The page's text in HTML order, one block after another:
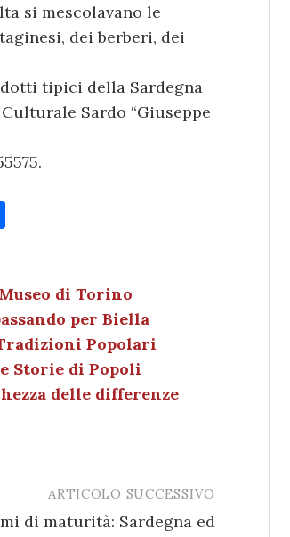
si mescolavano le
dei berberi, dei
tipici della Sardegna
Sardo “Giuseppe
di
vi
di
di Torino
per Biella
Popolari
Storie di Popoli
delle differenze
ARTICOLO SUCCESSIVO
di maturità: Sardegna ed